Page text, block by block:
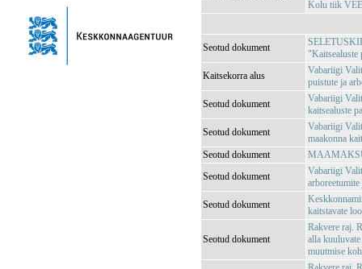
Kolu tiik
Seotud dokument
"Kaitsealuste
Kaitsekorra alus
Vabariigi
puistute ja
Seotud dokument
Vabariigi
kaitsealuste
Seotud dokument
Vabariigi
maakonna
Seotud dokument
Seotud dokument
Vabariigi
Seotud dokument
kaitstavate
Seotud dokument
Rakvere raj.
alla
muutmise